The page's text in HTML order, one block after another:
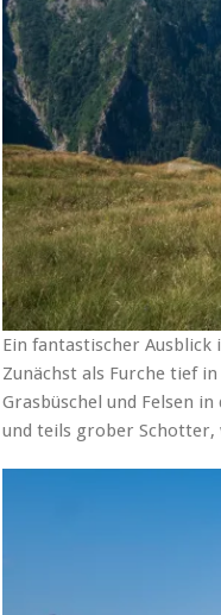
Ein fantastischer
Zunächst als Furche tief
Grasbüschel und Felsen
und teils grober Schotter,